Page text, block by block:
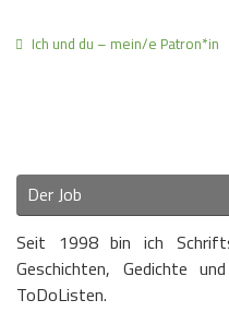
Ich und du – mein/e Patron*in
Der Job
Seit 1998 bin ich
Geschichten, Gedichte
ToDoListen.